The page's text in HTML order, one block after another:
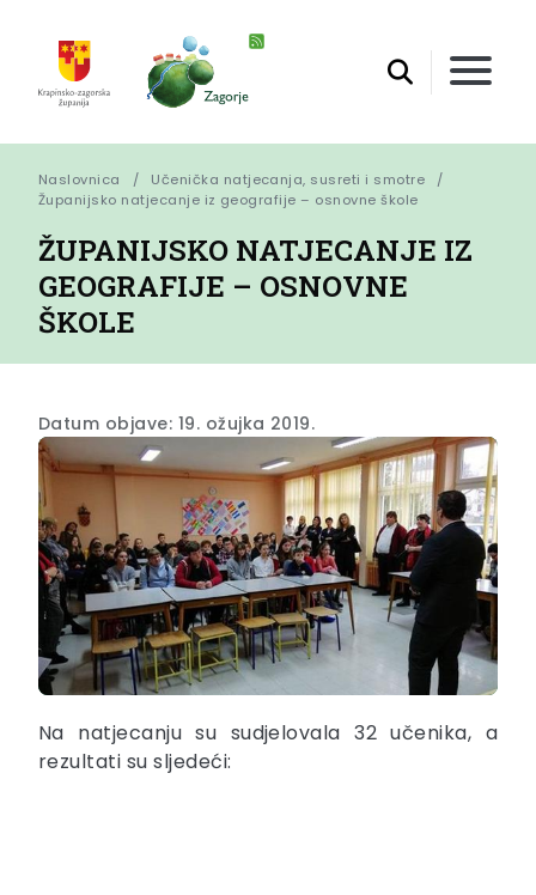
Naslovnica
Učenička natjecanja, susreti i smotre
Županijsko natjecanje iz geografije – osnovne škole
ŽUPANIJSKO NATJECANJE IZ
GEOGRAFIJE – OSNOVNE
ŠKOLE
Datum objave: 19. ožujka 2019.
Na natjecanju su sudjelovala 32 učenika, a
rezultati su sljedeći: